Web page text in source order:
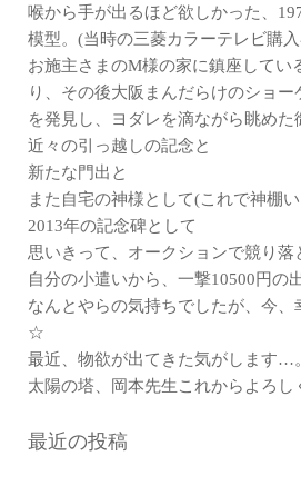
喉から手が出るほど欲しかった、
模型。(当時の三菱カラーテレビ購
お施主さまのM様の家に鎮座してい
り、その後大阪まんだらけのショ
を発見し、ヨダレを滴ながら眺めた
近々の引っ越しの記念と
新たな門出と
また自宅の神様として(これで神棚
2013年の記念碑として
思いきって、オークションで競り落
自分の小遣いから、一撃10500円の
なんとやらの気持ちでしたが、今、
☆
最近、物欲が出てきた気がします…。
太陽の塔、岡本先生これからよろし
最近の投稿